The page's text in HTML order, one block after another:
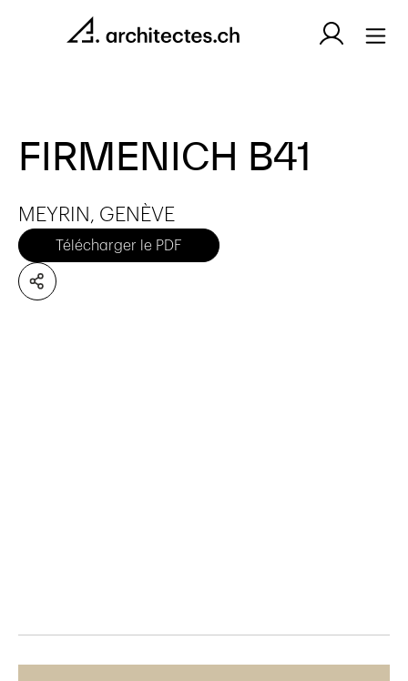
FIRMENICH B41
MEYRIN, GENÈVE
Télécharger le PDF